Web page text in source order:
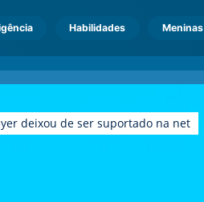
Habilidades Meninas
deixou de ser suportado na net